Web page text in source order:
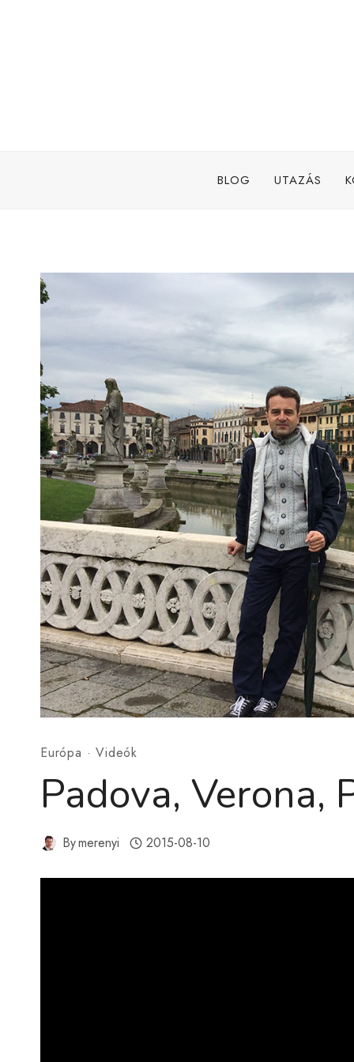
BLOG UTAZÁS
Európa ·Videók
Padova, Verona,
Bymerenyi 2015-08-10